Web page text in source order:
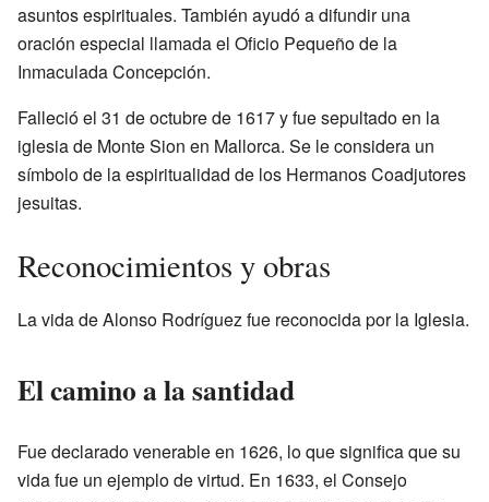
asuntos espirituales. También ayudó a difundir una
oración especial llamada el Oficio Pequeño de la
Inmaculada Concepción.
Falleció el 31 de octubre de 1617 y fue sepultado en la
iglesia de Monte Sion en Mallorca. Se le considera un
símbolo de la espiritualidad de los Hermanos Coadjutores
jesuitas.
Reconocimientos y obras
La vida de Alonso Rodríguez fue reconocida por la Iglesia.
El camino a la santidad
Fue declarado venerable en 1626, lo que significa que su
vida fue un ejemplo de virtud. En 1633, el Consejo